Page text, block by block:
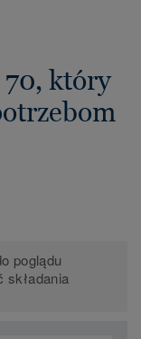
który
poglądu
składania